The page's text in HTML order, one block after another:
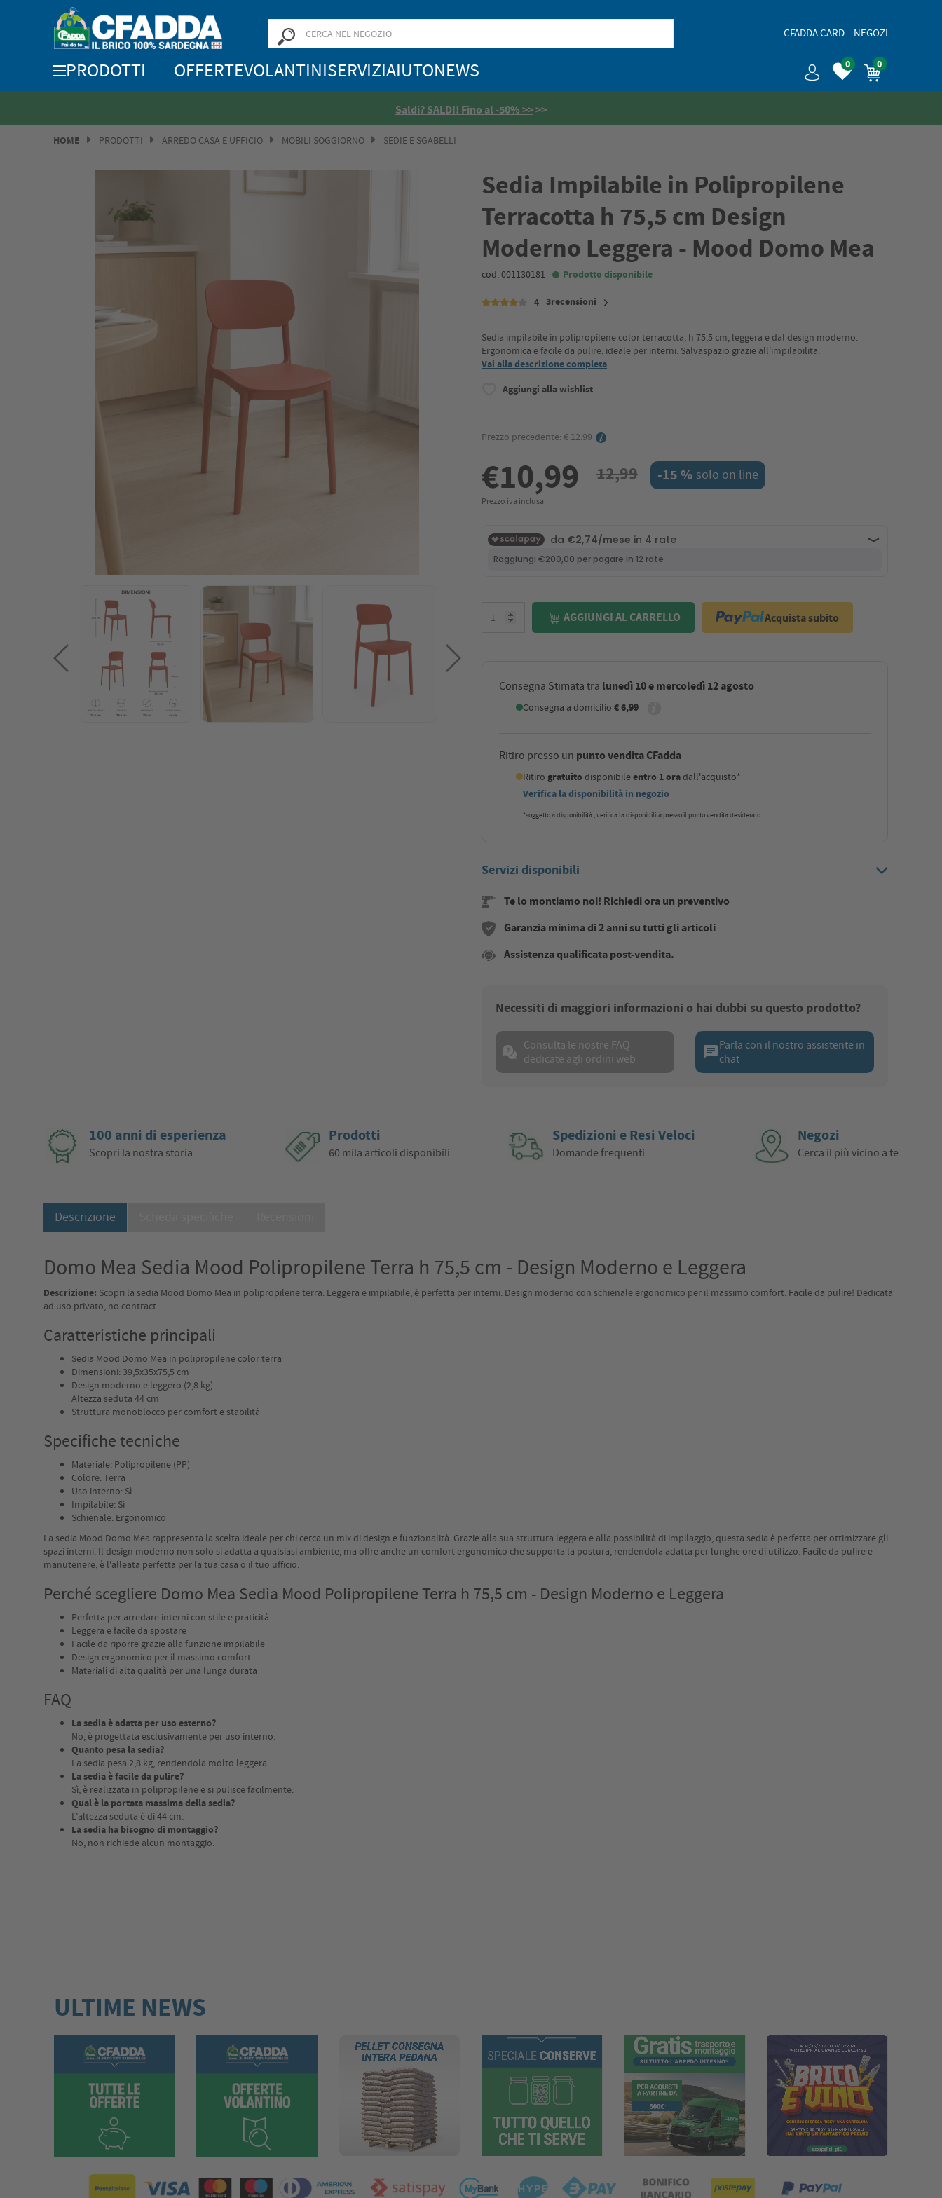
CFADDA CARD NEGOZI
0 0
PRODOTTI OFFERTEVOLANTINISERVIZIAIUTONEWS
4,5/5
HOME PRODOTTI ARREDO CASA E UFFICIO MOBILI SOGGIORNO SEDIE E SGABELLI
Sedia Impilabile in Polipropilene
Terracotta h 75,5 cm Design
Moderno Leggera - Mood Domo Mea
cod. 001130181 Prodotto disponibile
4 3recensioni
Sedia impilabile in polipropilene color terracotta, h 75,5 cm, leggera e dal design moderno.
Ergonomica e facile da pulire, ideale per interni. Salvaspazio grazie all'impilabilita.
Vai alla descrizione completa
Aggiungi alla wishlist
Prezzo precedente: € 12.99
€10,99 12,99
Prezzo iva inclusa
-15 % solo on line
AGGIUNGI AL CARRELLO Acquista subito
Consegna Stimata tra lunedì 10 e mercoledì 12 agosto
Consegna a domicilio € 6,99
Ritiro presso un punto vendita CFadda
Ritiro gratuito disponibileentro 1 oradall'acquisto*
Verifica la disponibilità in negozio
*soggetto a disponibilità , verifica la disponibilità presso il punto vendita desiderato
Servizi disponibili
Te lo montiamo noi!Richiedi ora un preventivo
Garanzia minima di 2 anni su tutti gli articoli
Assistenza qualificata post-vendita.
Necessiti di maggiori informazioni o hai dubbi su questo prodotto?
Consulta le nostre FAQ
dedicate agli ordini web
chatParla con il nostro assistente in
chat
100 anni di esperienza
Scopri la nostra storia
Prodotti
60 mila articoli disponibili
Spedizioni e Resi Veloci
Domande frequenti
Negozi
Cerca il più vicino a te
Descrizione
Domo Mea Sedia Mood Polipropilene Terra h 75,5 cm - Design Moderno e Leggera
Descrizione: Scopri la sedia Mood Domo Mea in polipropilene terra. Leggera e impilabile, è perfetta per interni. Design moderno con schienale ergonomico per il massimo comfort. Facile da pulire! Dedicata
ad uso privato, no contract.
Caratteristiche principali
Sedia Mood Domo Mea in polipropilene color terra
Dimensioni: 39,5x35x75,5 cm
Design moderno e leggero (2,8 kg)
Altezza seduta 44 cm
Struttura monoblocco per comfort e stabilità
Specifiche tecniche
Materiale: Polipropilene (PP)
Colore: Terra
Uso interno: Sì
Impilabile: Sì
Schienale: Ergonomico
La sedia Mood Domo Mea rappresenta la scelta ideale per chi cerca un mix di design e funzionalità. Grazie alla sua struttura leggera e alla possibilità di impilaggio, questa sedia è perfetta per ottimizzare gli
spazi interni. Il design moderno non solo si adatta a qualsiasi ambiente, ma offre anche un comfort ergonomico che supporta la postura, rendendola adatta per lunghe ore di utilizzo. Facile da pulire e
manutenere, è l'alleata perfetta per la tua casa o il tuo ufficio.
Perché scegliere Domo Mea Sedia Mood Polipropilene Terra h 75,5 cm - Design Moderno e Leggera
Perfetta per arredare interni con stile e praticità
Leggera e facile da spostare
Facile da riporre grazie alla funzione impilabile
Design ergonomico per il massimo comfort
Materiali di alta qualità per una lunga durata
FAQ
La sedia è adatta per uso esterno?
No, è progettata esclusivamente per uso interno.
Quanto pesa la sedia?
La sedia pesa 2,8 kg, rendendola molto leggera.
La sedia è facile da pulire?
Sì, è realizzata in polipropilene e si pulisce facilmente.
Qual è la portata massima della sedia?
L'altezza seduta è di 44 cm.
La sedia ha bisogno di montaggio?
No, non richiede alcun montaggio.
ULTIME NEWS